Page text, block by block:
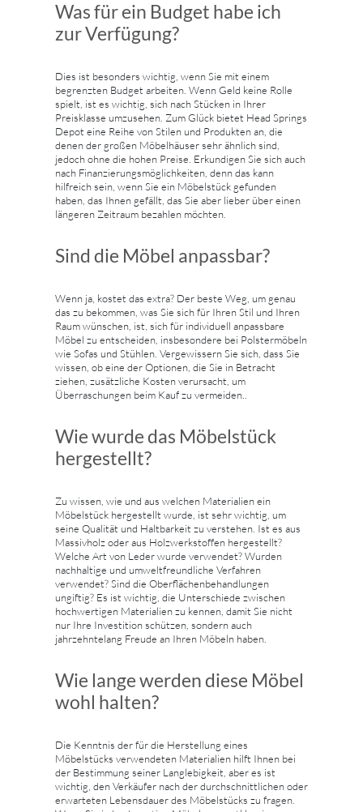
Was für ein Budget habe ich
zur Verfügung?
Dies ist besonders wichtig, wenn Sie mit einem
begrenzten Budget arbeiten. Wenn Geld keine Rolle
spielt, ist es wichtig, sich nach Stücken in Ihrer
Preisklasse umzusehen. Zum Glück bietet Head Springs
Depot eine Reihe von Stilen und Produkten an, die
denen der großen Möbelhäuser sehr ähnlich sind,
jedoch ohne die hohen Preise. Erkundigen Sie sich auch
nach Finanzierungsmöglichkeiten, denn das kann
hilfreich sein, wenn Sie ein Möbelstück gefunden
haben, das Ihnen gefällt, das Sie aber lieber über einen
längeren Zeitraum bezahlen möchten.
Sind die Möbel anpassbar?
Wenn ja, kostet das extra? Der beste Weg, um genau
das zu bekommen, was Sie sich für Ihren Stil und Ihren
Raum wünschen, ist, sich für individuell anpassbare
Möbel zu entscheiden, insbesondere bei Polstermöbeln
wie Sofas und Stühlen. Vergewissern Sie sich, dass Sie
wissen, ob eine der Optionen, die Sie in Betracht
ziehen, zusätzliche Kosten verursacht, um
Überraschungen beim Kauf zu vermeiden..
Wie wurde das Möbelstück
hergestellt?
Zu wissen, wie und aus welchen Materialien ein
Möbelstück hergestellt wurde, ist sehr wichtig, um
seine Qualität und Haltbarkeit zu verstehen. Ist es aus
Massivholz oder aus Holzwerkstoffen hergestellt?
Welche Art von Leder wurde verwendet? Wurden
nachhaltige und umweltfreundliche Verfahren
verwendet? Sind die Oberflächenbehandlungen
ungiftig? Es ist wichtig, die Unterschiede zwischen
hochwertigen Materialien zu kennen, damit Sie nicht
nur Ihre Investition schützen, sondern auch
jahrzehntelang Freude an Ihren Möbeln haben.
Wie lange werden diese Möbel
wohl halten?
Die Kenntnis der für die Herstellung eines
Möbelstücks verwendeten Materialien hilft Ihnen bei
der Bestimmung seiner Langlebigkeit, aber es ist
wichtig, den Verkäufer nach der durchschnittlichen oder
erwarteten Lebensdauer des Möbelstücks zu fragen.